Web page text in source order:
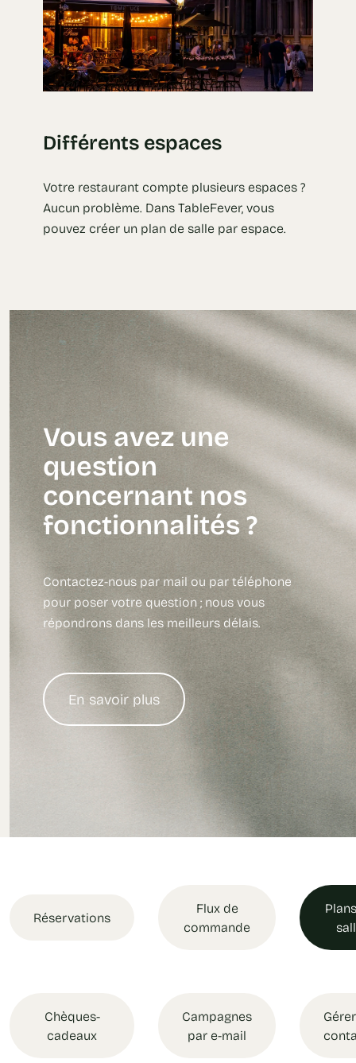
Différents espaces
Votre restaurant compte plusieurs espaces ?
Aucun problème. Dans TableFever, vous
pouvez créer un plan de salle par espace.
Vous avez une
question
concernant nos
fonctionnalités ?
Contactez-nous par mail ou par téléphone
pour poser votre question ; nous vous
répondrons dans les meilleurs délais.
En savoir plus
Réservations
Flux de
commande
Chèques-
cadeaux
Campagnes
par e-mail